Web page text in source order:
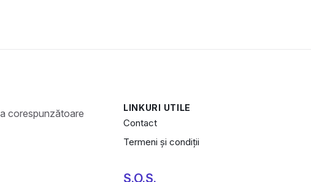
LINKURI UTILE
Contact
Termeni și condiții
S.O.S.